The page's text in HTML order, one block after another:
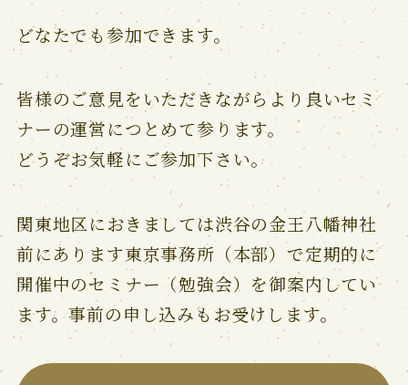
どなたでも参加できます。
皆様のご意見をいただきながらより良いセミ
ナーの運営につとめて参ります。
どうぞお気軽にご参加下さい。
関東地区におきましては渋谷の金王八幡神社
前にあります東京事務所（本部）で定期的に
開催中のセミナー（勉強会）を御案内してい
ます。事前の申し込みもお受けします。